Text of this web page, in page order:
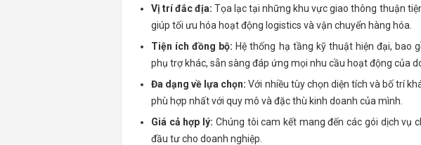
Vị trí đắc địa: Tọa lạc tại những khu vực giao thông thuận
giúp tối ưu hóa hoạt động logistics và vận chuyển hàng hóa.
Tiện ích đồng bộ: Hệ thống hạ tầng kỹ thuật hiện đại, bao
phụ trợ khác, sẵn sàng đáp ứng mọi nhu cầu hoạt động của
Đa dạng về lựa chọn: Với nhiều tùy chọn diện tích và bố trí
phù hợp nhất với quy mô và đặc thù kinh doanh của mình.
Giá cả hợp lý: Chúng tôi cam kết mang đến các gói dịch vụ
đầu tư cho doanh nghiệp.